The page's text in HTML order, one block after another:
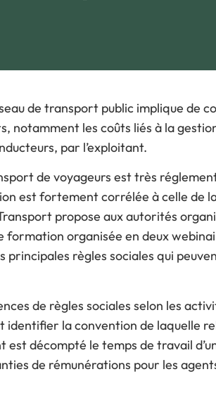
de transport public implique de
notamment les coûts liés à la
par l’exploitant.
de voyageurs est très
est fortement corrélée à celle de
propose aux autorités
formation organisée en deux
principales règles sociales qui
de règles sociales selon les
identifier la convention de laquelle
est décompté le temps de travail
de rémunérations pour les